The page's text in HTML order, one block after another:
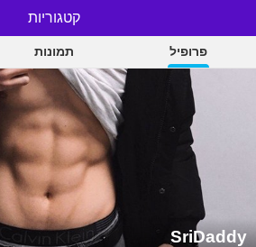
SriDaddy
פרופיל תמונות
SriDaddy
קטגוריות